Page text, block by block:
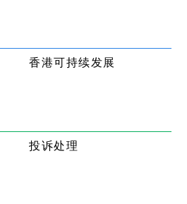
香港可持续发展
投诉处理